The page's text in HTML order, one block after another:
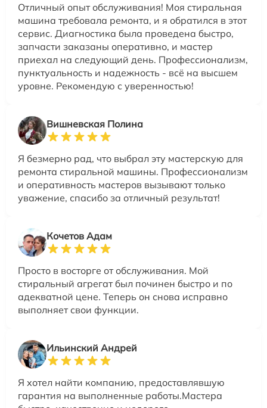
Отличный опыт обслуживания! Моя стиральная
машина требовала ремонта, и я обратился в этот
сервис. Диагностика была проведена быстро,
запчасти заказаны оперативно, и мастер
приехал на следующий день. Профессионализм,
пунктуальность и надежность - всё на высшем
уровне. Рекомендую с уверенностью!
Вишневская Полина
Я безмерно рад, что выбрал эту мастерскую для
ремонта стиральной машины. Профессионализм
и оперативность мастеров вызывают только
уважение, спасибо за отличный результат!
Кочетов Адам
Просто в восторге от обслуживания. Мой
стиральный агрегат был починен быстро и по
адекватной цене. Теперь он снова исправно
выполняет свои функции.
Ильинский Андрей
Я хотел найти компанию, предоставлявшую
гарантия на выполненные работы.Мастера